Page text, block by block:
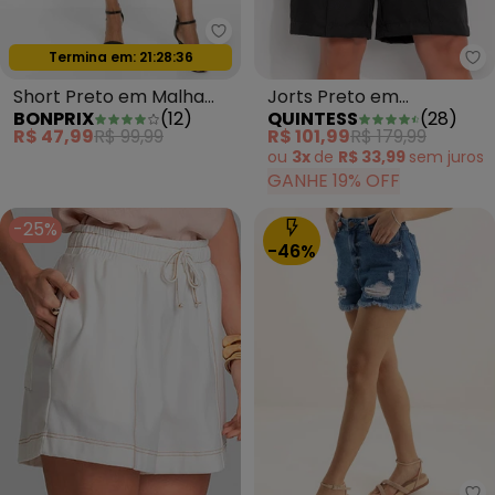
bonprix - Short Preto em
Oferta relâmpago
Termina em: 21:28:34
Short Preto em Malha
Crepe
BONPRIX (12)
R$ 47,99R$ 99,99
Jorts Preto em
Alfaiataria
QUINTESS (28)
R$ 101,99R$ 179,99
ou 3x de R$ 33,99 sem juros
GANHE 19% OFF
-25%
-46%